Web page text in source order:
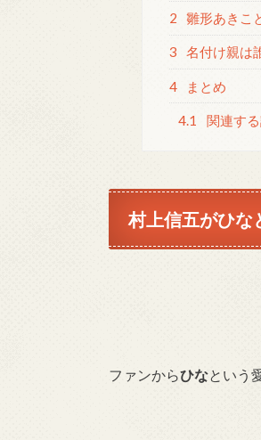
2 雛形あきこ
3 名付け親は
4 まとめ
4.1 関連す
村上信五がひな
ファンからひなという